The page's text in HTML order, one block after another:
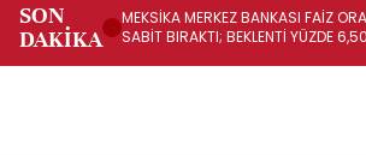
SON
DAKİKA
MEKSİKA MERKEZ BANKASI FAİZ
SABİT BIRAKTI; BEKLENTİ YÜZDE 6,50